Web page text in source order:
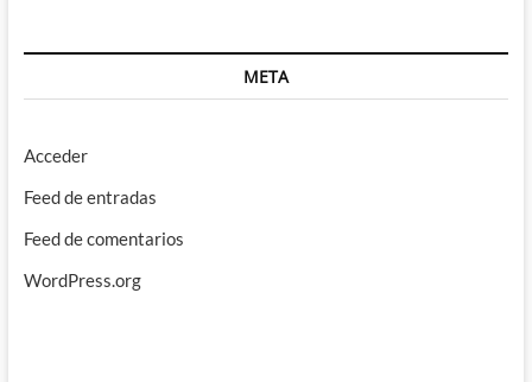
META
Acceder
Feed de entradas
Feed de comentarios
WordPress.org